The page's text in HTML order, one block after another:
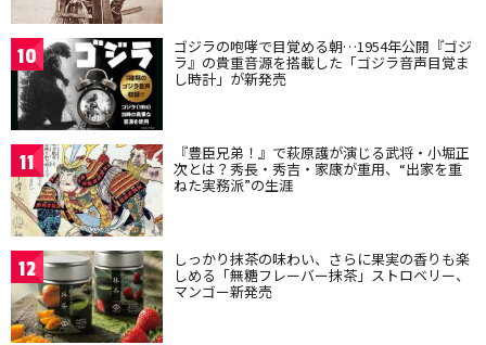
10 ゴジラの咆哮で目覚める朝…1954年公開『ゴジ
ラ』の貴重音源を搭載した「ゴジラ音声目覚ま
し時計」が新発売
11 『豊臣兄弟！』で萩原護が演じる武将・小堀正
次とは？秀長・秀吉・家康が重用、“出家を重
ねた実務派”の生涯
12 しっかり抹茶の味わい、さらに果実の香りも楽
しめる「無糖フレーバー抹茶」ストロベリー、
マンゴー新発売